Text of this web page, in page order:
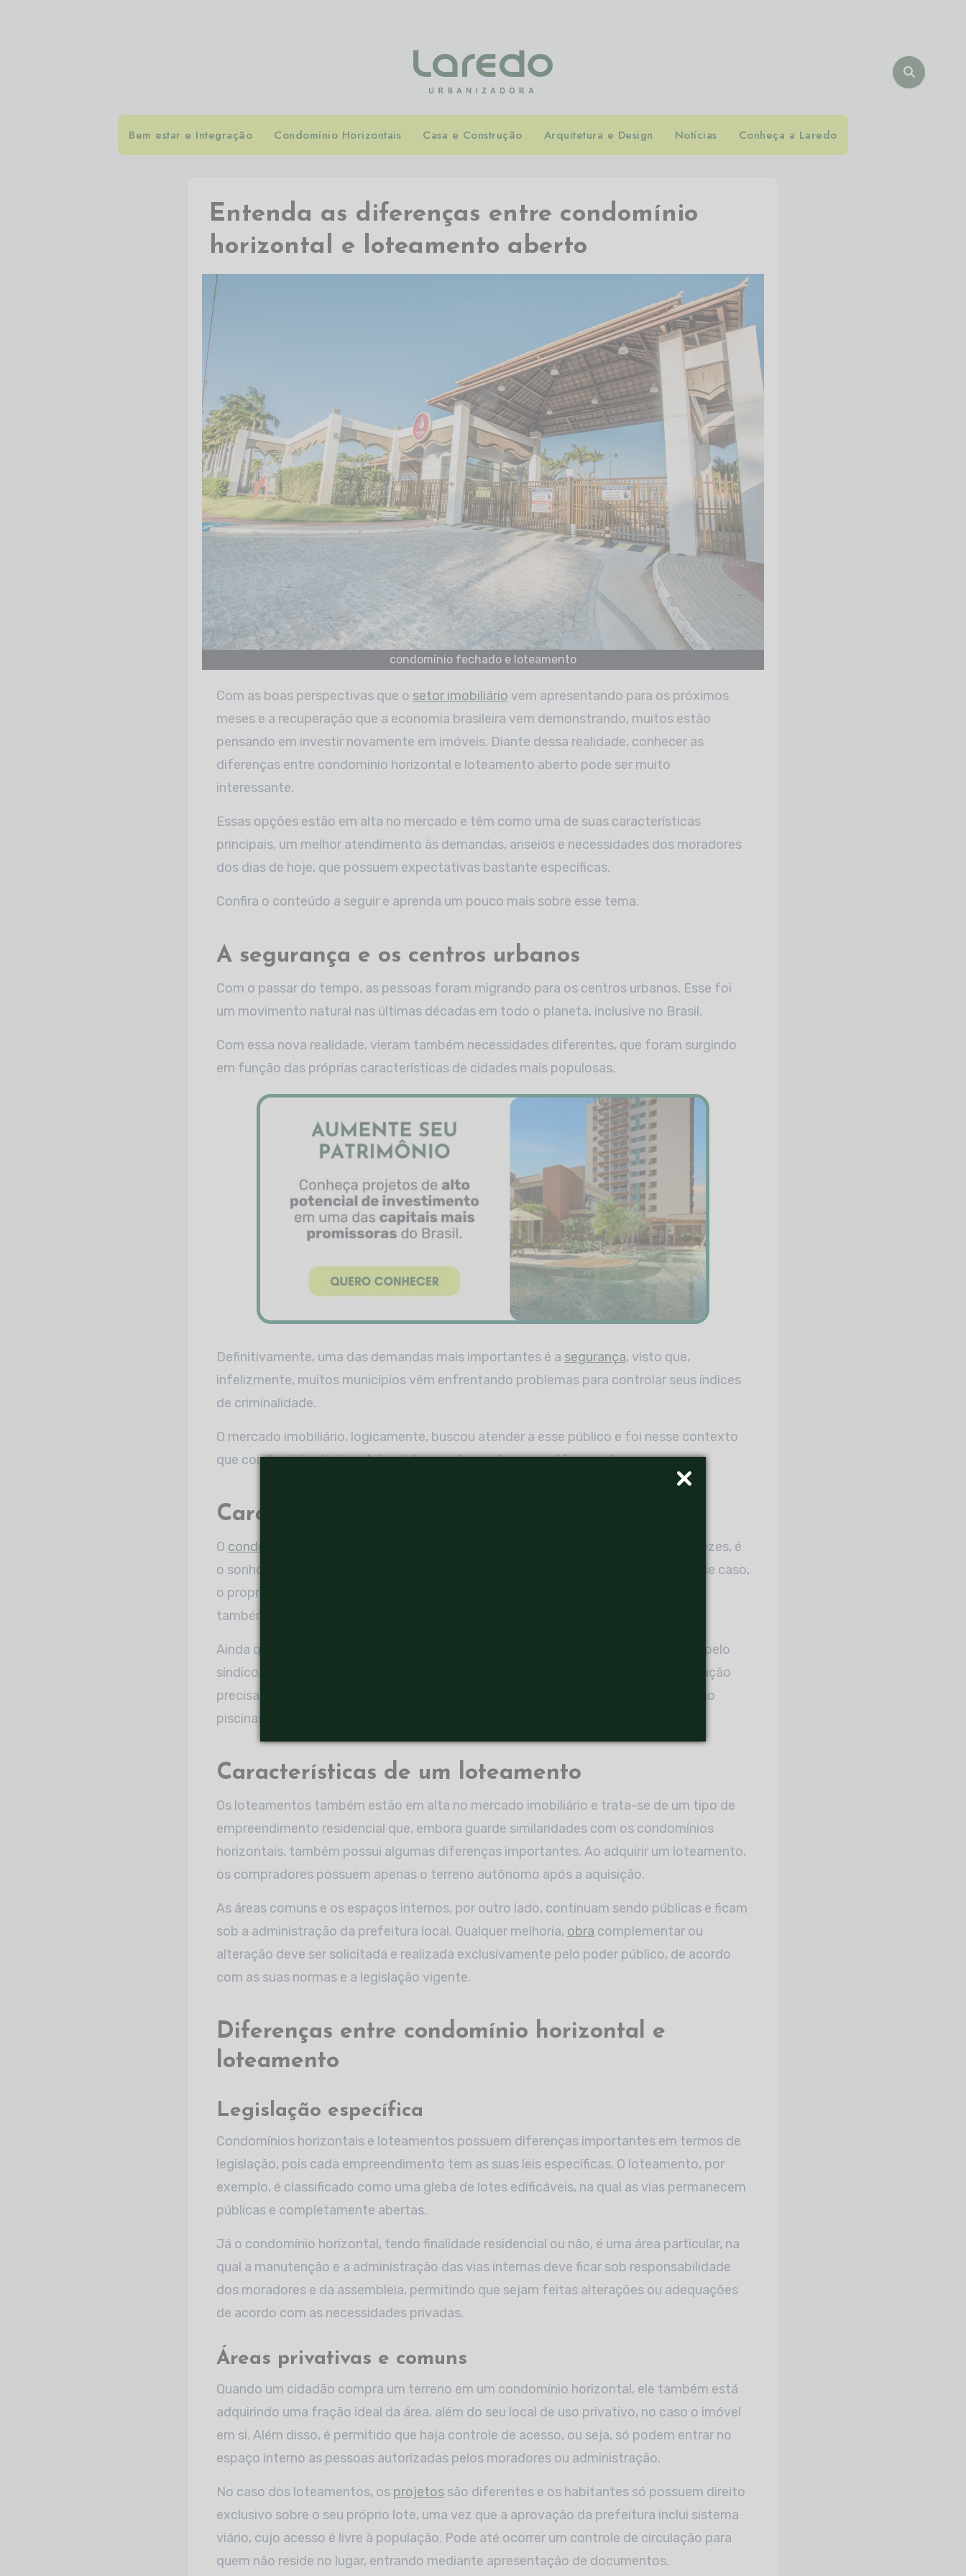
Bem estar e Integração Condomínio Horizontais Casa e Construção Arquitetura e Design Notícias Conheça a Laredo
Entenda as diferenças entre condomínio
horizontal e loteamento aberto
condomínio fechado e loteamento
Com as boas perspectivas que o setor imobiliário vem apresentando para os próximos
meses e a recuperação que a economia brasileira vem demonstrando, muitos estão
pensando em investir novamente em imóveis. Diante dessa realidade, conhecer as
diferenças entre condomínio horizontal e loteamento aberto pode ser muito
interessante.
Essas opções estão em alta no mercado e têm como uma de suas características
principais, um melhor atendimento às demandas, anseios e necessidades dos moradores
dos dias de hoje, que possuem expectativas bastante específicas.
Confira o conteúdo a seguir e aprenda um pouco mais sobre esse tema.
A segurança e os centros urbanos
Com o passar do tempo, as pessoas foram migrando para os centros urbanos. Esse foi
um movimento natural nas últimas décadas em todo o planeta, inclusive no Brasil.
Com essa nova realidade, vieram também necessidades diferentes, que foram surgindo
em função das próprias características de cidades mais populosas.
Definitivamente, uma das demandas mais importantes é a segurança, visto que,
infelizmente, muitos municípios vêm enfrentando problemas para controlar seus índices
de criminalidade.
O mercado imobiliário, logicamente, buscou atender a esse público e foi nesse contexto
que condomínios horizontais e loteamentos se tornaram tão populares.
Características de um condomínio horizontal
O condomínio horizontal
é um empreendimento bastante interessante e, muitas vezes, é
o sonho de consumo em termos de imóveis residenciais para muitas pessoas. Nesse caso,
o proprietário adquire um terreno específico ou mesmo uma casa pronta, mas ele
também acaba sendo parcialmente dono de outros espaços.
Ainda que as áreas comuns sejam de uso coletivo e geridas pela administração ou pelo
síndico, elas também são propriedade dos moradores e qualquer melhoria ou alteração
precisa ser aprovada pela maioria, em assembleia geral. Fazem parte dessa situação
piscinas, saunas, quadras, campos e até as ruas do local.
Características de um loteamento
Os loteamentos também estão em alta no mercado imobiliário e trata-se de um tipo de
empreendimento residencial que, embora guarde similaridades com os condomínios
horizontais, também possui algumas diferenças importantes. Ao adquirir um loteamento,
os compradores possuem apenas o terreno autônomo após a aquisição.
As áreas comuns e os espaços internos, por outro lado, continuam sendo públicas e ficam
sob a administração da prefeitura local. Qualquer melhoria, obra complementar ou
alteração deve ser solicitada e realizada exclusivamente pelo poder público, de acordo
com as suas normas e a legislação vigente.
Diferenças entre condomínio horizontal e
loteamento
Legislação específica
Condomínios horizontais e loteamentos possuem diferenças importantes em termos de
legislação, pois cada empreendimento tem as suas leis específicas. O loteamento, por
exemplo, é classificado como uma gleba de lotes edificáveis, na qual as vias permanecem
públicas e completamente abertas.
Já o condomínio horizontal, tendo finalidade residencial ou não, é uma área particular, na
qual a manutenção e a administração das vias internas deve ficar sob responsabilidade
dos moradores e da assembleia, permitindo que sejam feitas alterações ou adequações
de acordo com as necessidades privadas.
Áreas privativas e comuns
Quando um cidadão compra um terreno em um condomínio horizontal, ele também está
adquirindo uma fração ideal da área, além do seu local de uso privativo, no caso o imóvel
em si. Além disso, é permitido que haja controle de acesso, ou seja, só podem entrar no
espaço interno as pessoas autorizadas pelos moradores ou administração.
No caso dos loteamentos, os projetossão diferentes e os habitantes só possuem direito
exclusivo sobre o seu próprio lote, uma vez que a aprovação da prefeitura inclui sistema
viário, cujo acesso é livre à população. Pode até ocorrer um controle de circulação para
quem não reside no lugar, entrando mediante apresentação de documentos.